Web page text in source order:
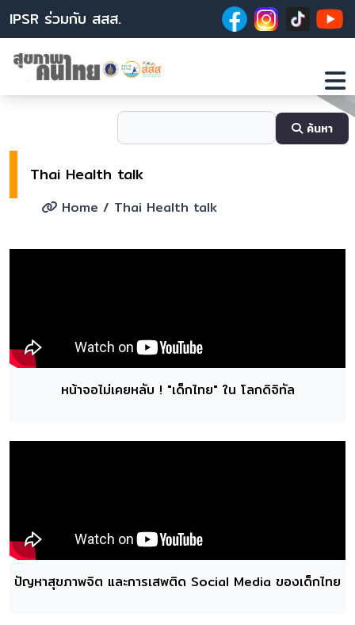
IPSR ร่วมกับ สสส.
ค้นหา
Thai Health talk
Home / Thai Health talk
หน้าจอไม่เคยหลับ ! "เด็กไทย" ใน โลกดิจิทัล
ปัญหาสุขภาพจิต และการเสพติด Social Media ของเด็กไทย